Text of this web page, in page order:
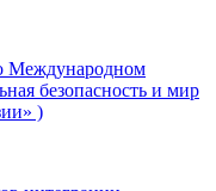
безопасность и мир
)